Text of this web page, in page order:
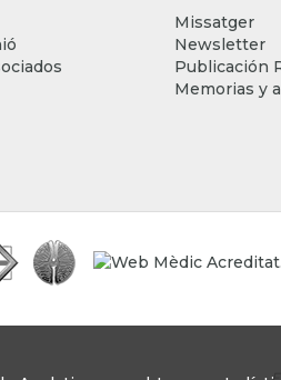
Missatger
Newsletter
Publicación
Memorias y